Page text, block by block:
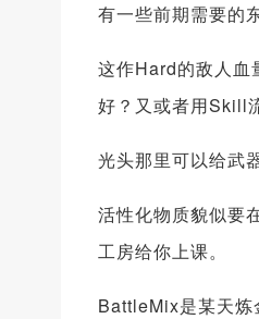
有一些前期需要的
这作Hard的敌人血
好？又或者用Skill
光头那里可以给武
活性化物质貌似要
工房给你上课。
BattleMix是某天炼